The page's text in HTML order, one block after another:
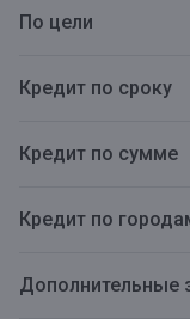
По цели
Кредит по сроку
Кредит по сумме
Кредит по
Дополнительные